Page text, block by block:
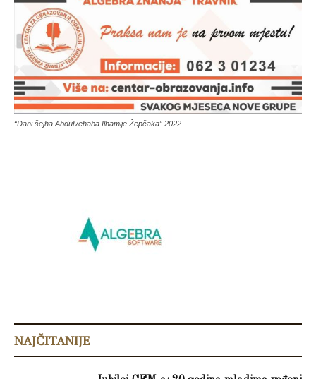
“Dani šejha Abdulvehaba Ilhamije Žepčaka” 2022
NAJČITANIJE